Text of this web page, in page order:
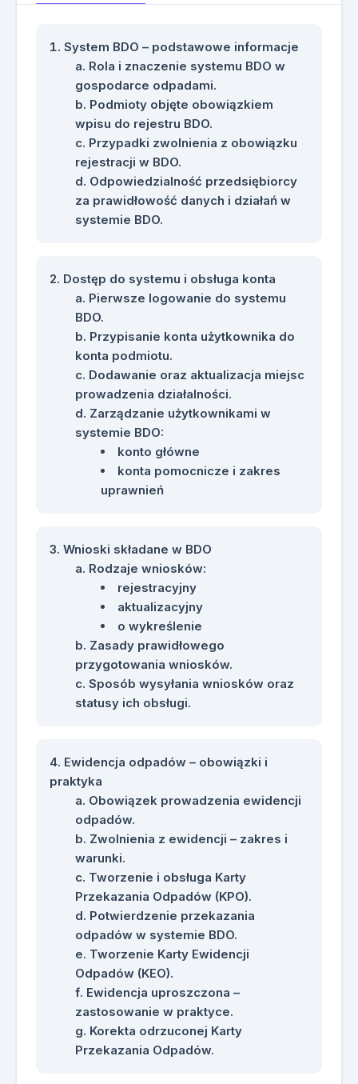
System BDO – podstawowe informacje
Rola i znaczenie systemu BDO w
gospodarce odpadami.
Podmioty objęte obowiązkiem
wpisu do rejestru BDO.
Przypadki zwolnienia z obowiązku
rejestracji w BDO.
Odpowiedzialność przedsiębiorcy
za prawidłowość danych i działań w
systemie BDO.
Dostęp do systemu i obsługa konta
Pierwsze logowanie do systemu
BDO.
Przypisanie konta użytkownika do
konta podmiotu.
Dodawanie oraz aktualizacja miejsc
prowadzenia działalności.
Zarządzanie użytkownikami w
systemie BDO:
konto główne
konta pomocnicze i zakres
uprawnień
Wnioski składane w BDO
Rodzaje wniosków:
rejestracyjny
aktualizacyjny
o wykreślenie
Zasady prawidłowego
przygotowania wniosków.
Sposób wysyłania wniosków oraz
statusy ich obsługi.
Ewidencja odpadów – obowiązki i
praktyka
Obowiązek prowadzenia ewidencji
odpadów.
Zwolnienia z ewidencji – zakres i
warunki.
Tworzenie i obsługa Karty
Przekazania Odpadów (KPO).
Potwierdzenie przekazania
odpadów w systemie BDO.
Tworzenie Karty Ewidencji
Odpadów (KEO).
Ewidencja uproszczona –
zastosowanie w praktyce.
Korekta odrzuconej Karty
Przekazania Odpadów.